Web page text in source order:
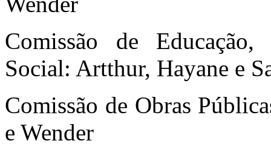
Comissão de
Social: Artthur, Hayane e
Comissão de Obras
e Wender